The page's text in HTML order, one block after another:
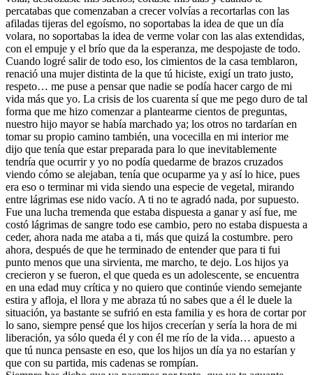
percatabas que comenzaban a crecer volvías a recortarlas con las
afiladas tijeras del egoísmo, no soportabas la idea de que un día
volara, no soportabas la idea de verme volar con las alas extendidas,
con el empuje y el brío que da la esperanza, me despojaste de todo.
Cuando logré salir de todo eso, los cimientos de la casa temblaron,
renació una mujer distinta de la que tú hiciste, exigí un trato justo,
respeto… me puse a pensar que nadie se podía hacer cargo de mi
vida más que yo. La crisis de los cuarenta sí que me pego duro de tal
forma que me hizo comenzar a plantearme cientos de preguntas,
nuestro hijo mayor se había marchado ya; los otros no tardarían en
tomar su propio camino también, una vocecilla en mi interior me
dijo que tenía que estar preparada para lo que inevitablemente
tendría que ocurrir y yo no podía quedarme de brazos cruzados
viendo cómo se alejaban, tenía que ocuparme ya y así lo hice, pues
era eso o terminar mi vida siendo una especie de vegetal, mirando
entre lágrimas ese nido vacío. A ti no te agradó nada, por supuesto.
Fue una lucha tremenda que estaba dispuesta a ganar y así fue, me
costó lágrimas de sangre todo ese cambio, pero no estaba dispuesta a
ceder, ahora nada me ataba a ti, más que quizá la costumbre. pero
ahora, después de que he terminado de entender que para ti fui
punto menos que una sirvienta, me marcho, te dejo. Los hijos ya
crecieron y se fueron, el que queda es un adolescente, se encuentra
en una edad muy crítica y no quiero que continúe viendo semejante
estira y afloja, el llora y me abraza tú no sabes que a él le duele la
situación, ya bastante se sufrió en esta familia y es hora de cortar por
lo sano, siempre pensé que los hijos crecerían y sería la hora de mi
liberación, ya sólo queda él y con él me río de la vida… apuesto a
que tú nunca pensaste en eso, que los hijos un día ya no estarían y
que con su partida, mis cadenas se rompían.